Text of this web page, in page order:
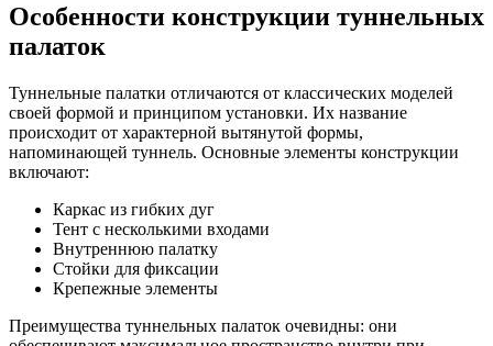
Особенности конструкции туннельных
палаток
Туннельные палатки отличаются от классических моделей
своей формой и принципом установки. Их название
происходит от характерной вытянутой формы,
напоминающей туннель. Основные элементы конструкции
включают:
Каркас из гибких дуг
Тент с несколькими входами
Внутреннюю палатку
Стойки для фиксации
Крепежные элементы
Преимущества туннельных палаток очевидны: они